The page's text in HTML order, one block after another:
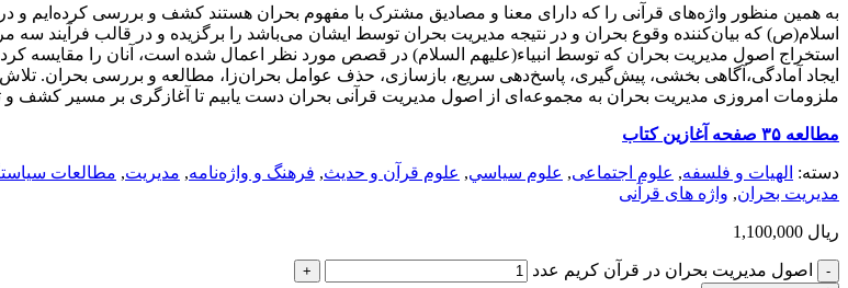
به همین منظور واژه‌های قرآنی را که دارای معنا و مصادیق مشترک با مفهوم بحران هستند کشف و بررسی
اسلام(ص) که بیان‌کننده وقوع بحران و در نتیجه مدیریت بحران توسط ایشان می‌باشد را برگزیده و در قالب فرآیند سه
استخراج اصول مدیریت بحران که توسط انبیاء(علیهم السلام) در قصص مورد نظر اعمال شده است، آنان را مقایسه
ایجاد آمادگی،آگاهی بخشی، پیش‌گیری، پاسخ‌دهی سریع، بازسازی، حذف عوامل بحران‌زا، ‌مطالعه و بررسی بحران.
ملزومات امروزی مدیریت بحران به مجموعه‌ای از اصول مدیریت قرآنی بحران دست یابیم تا آغازگری بر مسیر کشف و
مطالعه ۳۵ صفحه آغازین کتاب
دسته: الهیات و فلسفه, علوم اجتماعی, علوم سياسي, علوم قرآن و حدیث, فرهنگ و واژه‌نامه, مديريت, مطالعات
مدیریت بحران, واژه های قرآنی
ریال
اصول مدیریت بحران در قرآن کریم عدد